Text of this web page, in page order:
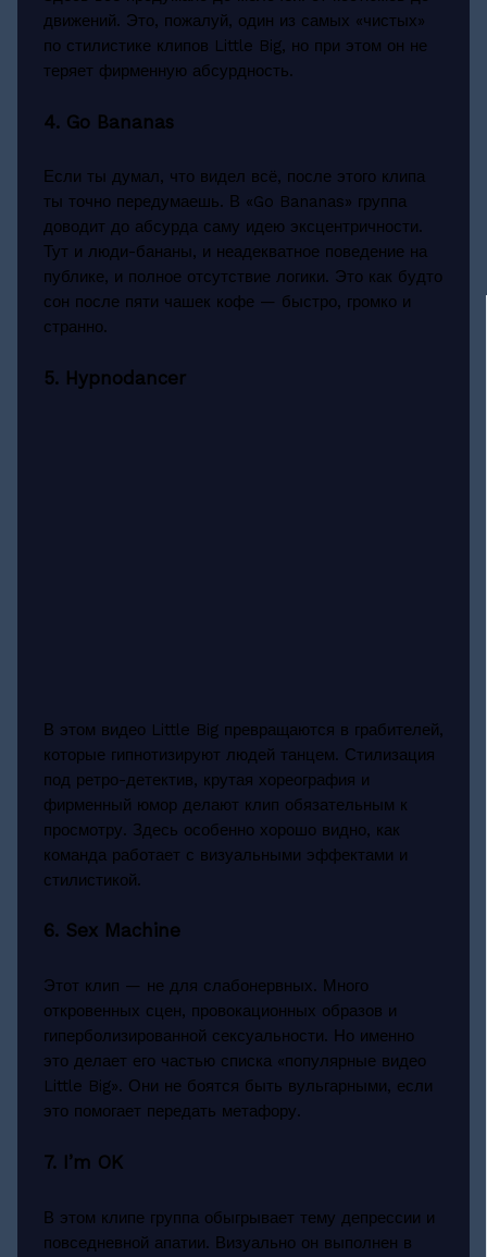
движений. Это, пожалуй, один из самых «чистых»
по стилистике клипов Little Big, но при этом он не
теряет фирменную абсурдность.
4. Go Bananas
Если ты думал, что видел всё, после этого клипа
ты точно передумаешь. В «Go Bananas» группа
доводит до абсурда саму идею эксцентричности.
Тут и люди-бананы, и неадекватное поведение на
публике, и полное отсутствие логики. Это как будто
сон после пяти чашек кофе — быстро, громко и
странно.
5. Hypnodancer
В этом видео Little Big превращаются в грабителей,
которые гипнотизируют людей танцем. Стилизация
под ретро-детектив, крутая хореография и
фирменный юмор делают клип обязательным к
просмотру. Здесь особенно хорошо видно, как
команда работает с визуальными эффектами и
стилистикой.
6. Sex Machine
Этот клип — не для слабонервных. Много
откровенных сцен, провокационных образов и
гиперболизированной сексуальности. Но именно
это делает его частью списка «популярные видео
Little Big». Они не боятся быть вульгарными, если
это помогает передать метафору.
7. I’m OK
В этом клипе группа обыгрывает тему депрессии и
повседневной апатии. Визуально он выполнен в